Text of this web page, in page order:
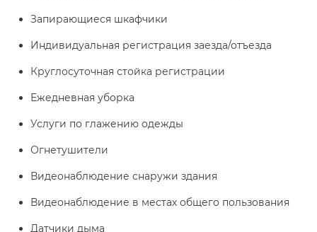
Запирающиеся шкафчики
Индивидуальная регистрация заезда/отъезда
Круглосуточная стойка регистрации
Ежедневная уборка
Услуги по глажению одежды
Огнетушители
Видеонаблюдение снаружи здания
Видеонаблюдение в местах общего пользования
Датчики дыма